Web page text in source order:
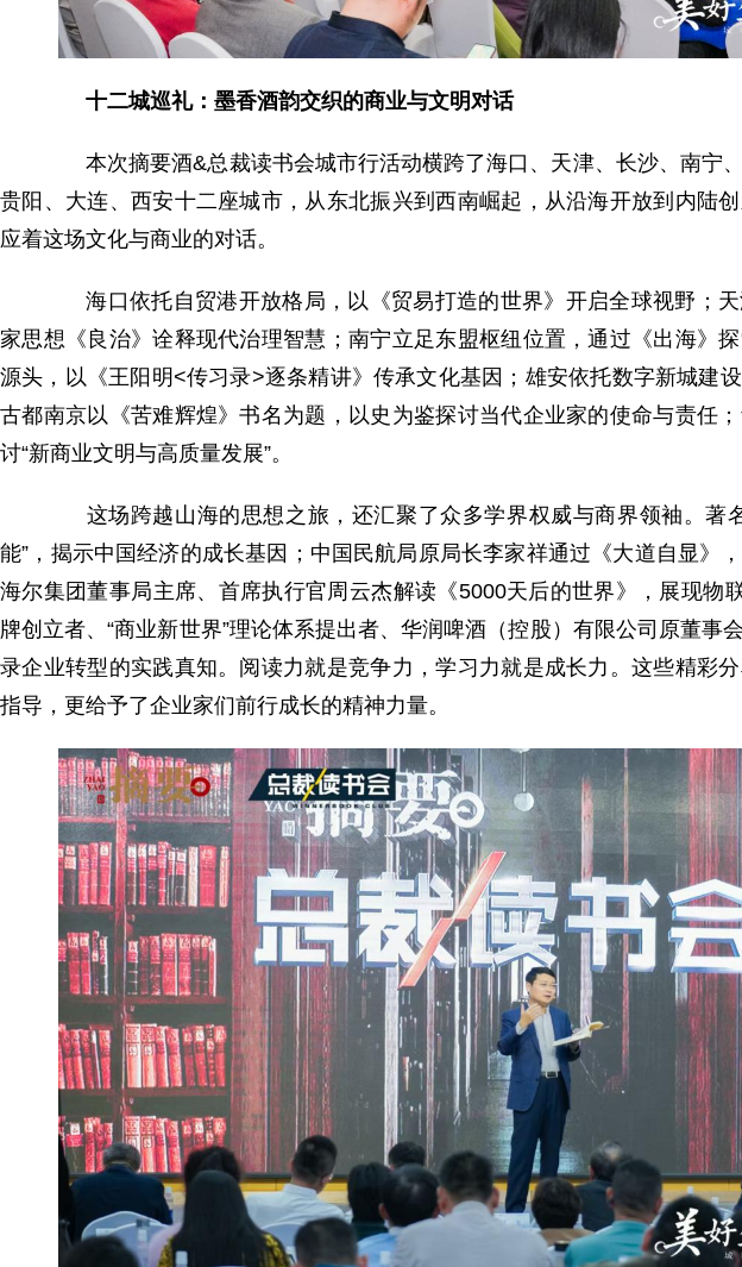
十二城巡礼：墨香酒韵交织的商业与文明对话
本次摘要酒&总裁读书会城市行活动横跨了海口、天津、长沙、南宁、
贵阳、大连、西安十二座城市，从东北振兴到西南崛起，从沿海开放到内陆
应着这场文化与商业的对话。
海口依托自贸港开放格局，以《贸易打造的世界》开启全球视野；天
家思想《良治》诠释现代治理智慧；南宁立足东盟枢纽位置，通过《出海》
源头，以《王阳明<传习录>逐条精讲》传承文化基因；雄安依托数字新城建
古都南京以《苦难辉煌》书名为题，以史为鉴探讨当代企业家的使命与责任
讨“新商业文明与高质量发展”。
这场跨越山海的思想之旅，还汇聚了众多学界权威与商界领袖。著
能”，揭示中国经济的成长基因；中国民航局原局长李家祥通过《大道自显》
海尔集团董事局主席、首席执行官周云杰解读《5000天后的世界》，展现物
牌创立者、“商业新世界”理论体系提出者、华润啤酒（控股）有限公司原董事
录企业转型的实践真知。阅读力就是竞争力，学习力就是成长力。这些精彩
指导，更给予了企业家们前行成长的精神力量。